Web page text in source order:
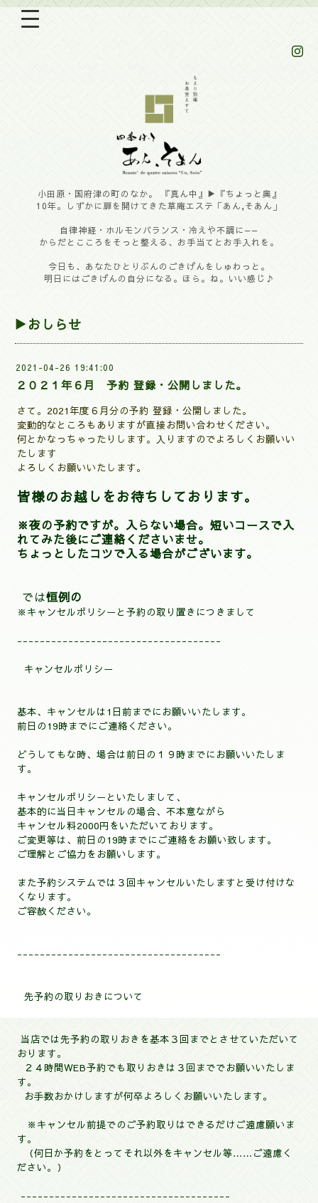
小田原・国府津の町のなか。 『真ん中』▶︎『ちょっと奥』
10年。しずかに扉を開けてきた草庵エステ「あん,そあん」
自律神経・ホルモンバランス・冷えや不調に——
からだとこころをそっと整える、お手当てとお手入れを。
今日も、あなたひとりぶんのごきげんをしゅわっと。
明日にはごきげんの自分になる。ほら。ね。いい感じ♪
▶おしらせ
2021-04-26 19:41:00
２０２１年６月 予約 登録・公開しました。
さて。2021年度６ 月分の予約 登録・公開しました。
変動的なところもありますが直接お問い合わせください。
何とかなっちゃったりします。入りますのでよろしくお願いい
たします
よろしくお願いいたします。
皆様のお越しをお待ちしております。
※夜の予約ですが。 入らない場合。短いコースで入
れてみた後にご連絡くださいませ。
ちょっとしたコツで入る場合がございます。
では恒例の
※キャンセルポリシーと予約の取り置きにつきまして
------------------------------------
キャンセルポリシー
基本、キャンセルは1 日前までにお願いいたします。
前日の19時までにご連絡ください。
どうしてもな時、場合は前日の１９時までにお願いいたしま
す。
キャンセルポリシーといたしまして、
基本的に当日キャンセルの場合、不本意ながら
キャンセル料2000円をいただいております。
ご変更等は、前日の19時までにご連絡をお願い致します。
ご理解とご協力をお願いします。
また予約システムでは３回キャンセルいたしますと受け付けな
くなります。
ご容赦ください。
------------------------------------
先予約の取りおきについて
当店では先予約の取りおきを基本３回までとさせていただいて
おります。
２４時間WEB予約でも取りおきは３回まででお願いいたしま
す。
お手数おかけしますが何卒よろしくお願いいたします。
※ キャンセル前提でのご予約取りはできるだけご遠慮願いま
す。
（何日か予約をとってそれ以外をキャンセル等……ご遠慮く
ださい。）
-------------------------------------